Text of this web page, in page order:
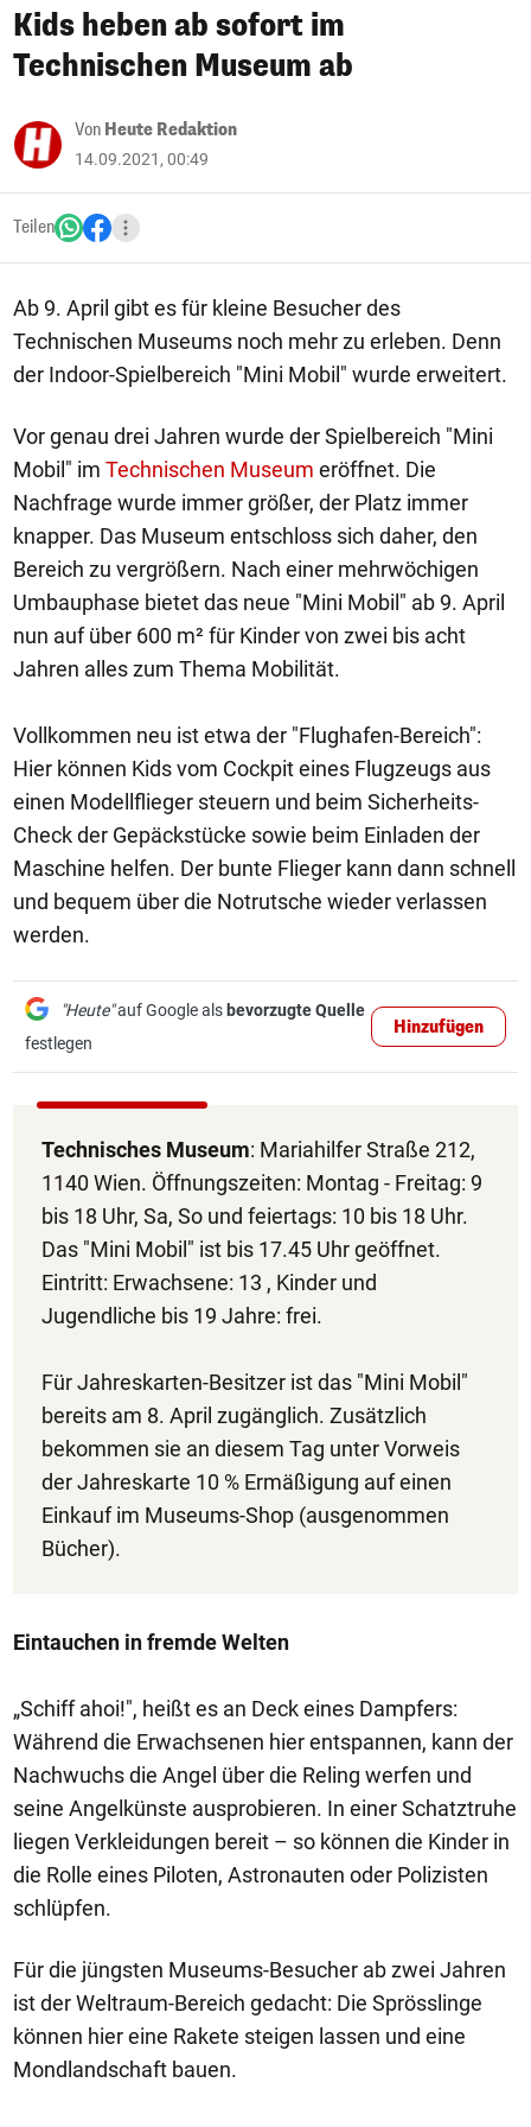
Kids heben ab sofort im
Technischen Museum ab
Von Heute Redaktion
14.09.2021, 00:49
Teilen
Ab 9. April gibt es für kleine Besucher des
Technischen Museums noch mehr zu erleben. Denn
der Indoor-Spielbereich "Mini Mobil" wurde erweitert.
Vor genau drei Jahren wurde der Spielbereich "Mini
Mobil" im Technischen Museum eröffnet. Die
Nachfrage wurde immer größer, der Platz immer
knapper. Das Museum entschloss sich daher, den
Bereich zu vergrößern. Nach einer mehrwöchigen
Umbauphase bietet das neue "Mini Mobil" ab 9. April
nun auf über 600 m² für Kinder von zwei bis acht
Jahren alles zum Thema Mobilität.
Vollkommen neu ist etwa der "Flughafen-Bereich":
Hier können Kids vom Cockpit eines Flugzeugs aus
einen Modellflieger steuern und beim Sicherheits-
Check der Gepäckstücke sowie beim Einladen der
Maschine helfen. Der bunte Flieger kann dann schnell
und bequem über die Notrutsche wieder verlassen
werden.
"Heute"auf Google als bevorzugte Quelle
festlegen
Hinzufügen
Technisches Museum: Mariahilfer Straße 212,
1140 Wien. Öffnungszeiten: Montag - Freitag: 9
bis 18 Uhr, Sa, So und feiertags: 10 bis 18 Uhr.
Das "Mini Mobil" ist bis 17.45 Uhr geöffnet.
Eintritt: Erwachsene: 13 , Kinder und
Jugendliche bis 19 Jahre: frei.
Für Jahreskarten-Besitzer ist das "Mini Mobil"
bereits am 8. April zugänglich. Zusätzlich
bekommen sie an diesem Tag unter Vorweis
der Jahreskarte 10 % Ermäßigung auf einen
Einkauf im Museums-Shop (ausgenommen
Bücher).
Eintauchen in fremde Welten
„Schiff ahoi!", heißt es an Deck eines Dampfers:
Während die Erwachsenen hier entspannen, kann der
Nachwuchs die Angel über die Reling werfen und
seine Angelkünste ausprobieren. In einer Schatztruhe
liegen Verkleidungen bereit – so können die Kinder in
die Rolle eines Piloten, Astronauten oder Polizisten
schlüpfen.
Für die jüngsten Museums-Besucher ab zwei Jahren
ist der Weltraum-Bereich gedacht: Die Sprösslinge
können hier eine Rakete steigen lassen und eine
Mondlandschaft bauen.